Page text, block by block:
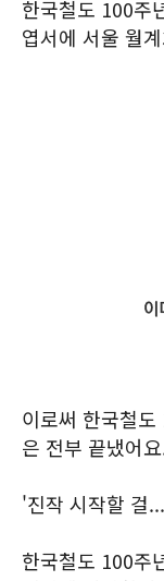
한국철도 100주
엽서에 서울 월
이로써 한국철
은 전부 끝냈어
'진작 시작할 걸
한국철도 100주